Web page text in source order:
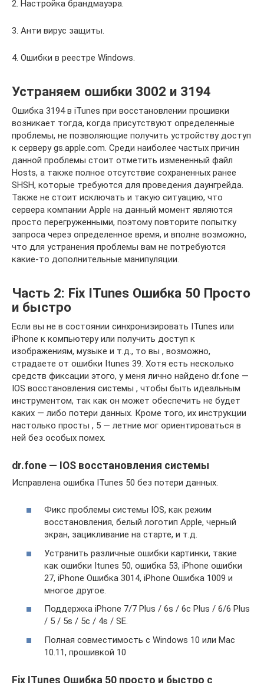
2. Настройка брандмауэра.
3. Анти вирус защиты.
4. Ошибки в реестре Windows.
Устраняем ошибки 3002 и 3194
Ошибка 3194 в iTunes при восстановлении прошивки
возникает тогда, когда присутствуют определенные
проблемы, не позволяющие получить устройству доступ
к серверу gs.apple.com. Среди наиболее частых причин
данной проблемы стоит отметить измененный файл
Hosts, а также полное отсутствие сохраненных ранее
SHSH, которые требуются для проведения даунгрейда.
Также не стоит исключать и такую ситуацию, что
сервера компании Apple на данный момент являются
просто перегруженными, поэтому повторите попытку
запроса через определенное время, и вполне возможно,
что для устранения проблемы вам не потребуются
какие-то дополнительные манипуляции.
Часть 2: Fix ITunes Ошибка 50 Просто
и быстро
Если вы не в состоянии синхронизировать ITunes или
iPhone к компьютеру или получить доступ к
изображениям, музыке и т.д., то вы , возможно,
страдаете от ошибки Itunes 39. Хотя есть несколько
средств фиксации этого, у меня лично найдено dr.fone —
IOS восстановления системы , чтобы быть идеальным
инструментом, так как он может обеспечить не будет
каких — либо потери данных. Кроме того, их инструкции
настолько просты , 5 — летние мог ориентироваться в
ней без особых помех.
dr.fone — IOS восстановления системы
Исправлена ​​ошибка ITunes 50 без потери данных.
Фикс проблемы системы IOS, как режим
восстановления, белый логотип Apple, черный
экран, зацикливание на старте, и т.д.
Устранить различные ошибки картинки, такие
как ошибки Itunes 50, ошибка 53, iPhone ошибки
27, iPhone Ошибка 3014, iPhone Ошибка 1009 и
многое другое.
Поддержка iPhone 7/7 Plus / 6s / 6с Plus / 6/6 Plus
/ 5 / 5s / 5с / 4s / SE.
Полная совместимость с Windows 10 или Mac
10.11, прошивкой 10
Fix ITunes Ошибка 50 просто и быстро с